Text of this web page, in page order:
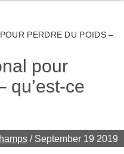
PERDRE DU POIDS –
pour
qu’est-ce
/ September 19 2019